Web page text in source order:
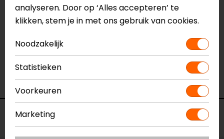
Kleur
Zwart
Hoofdsluiting
Snelsluiting
Synthetisch
Rijstijl
Schachthoogte
Extra hoog
Seizoen
Waterdicht
Nee
Voorraad
analyseren. Door op ‘Alles accepteren’ te
klikken, stem je in met ons gebruik van cookies.
Noodzakelijk
Statistieken
Voorkeuren
Marketing